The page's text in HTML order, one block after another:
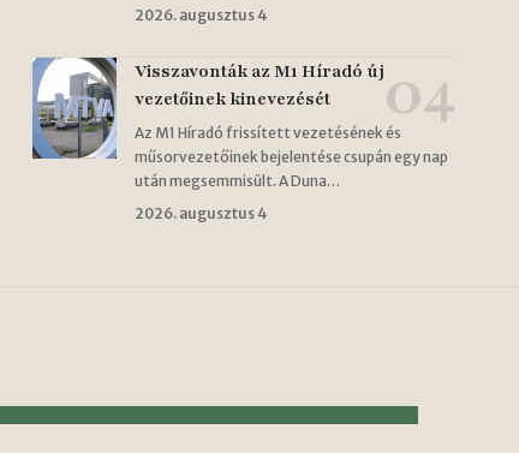
2026. augusztus 4
Visszavonták az M1 Híradó új
vezetőinek kinevezését
Az M1 Híradó frissített vezetésének és
műsorvezetőinek bejelentése csupán egy nap
után megsemmisült. A Duna…
2026. augusztus 4